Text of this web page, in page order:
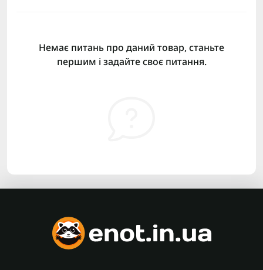
Немає питань про даний товар, станьте
першим і задайте своє питання.